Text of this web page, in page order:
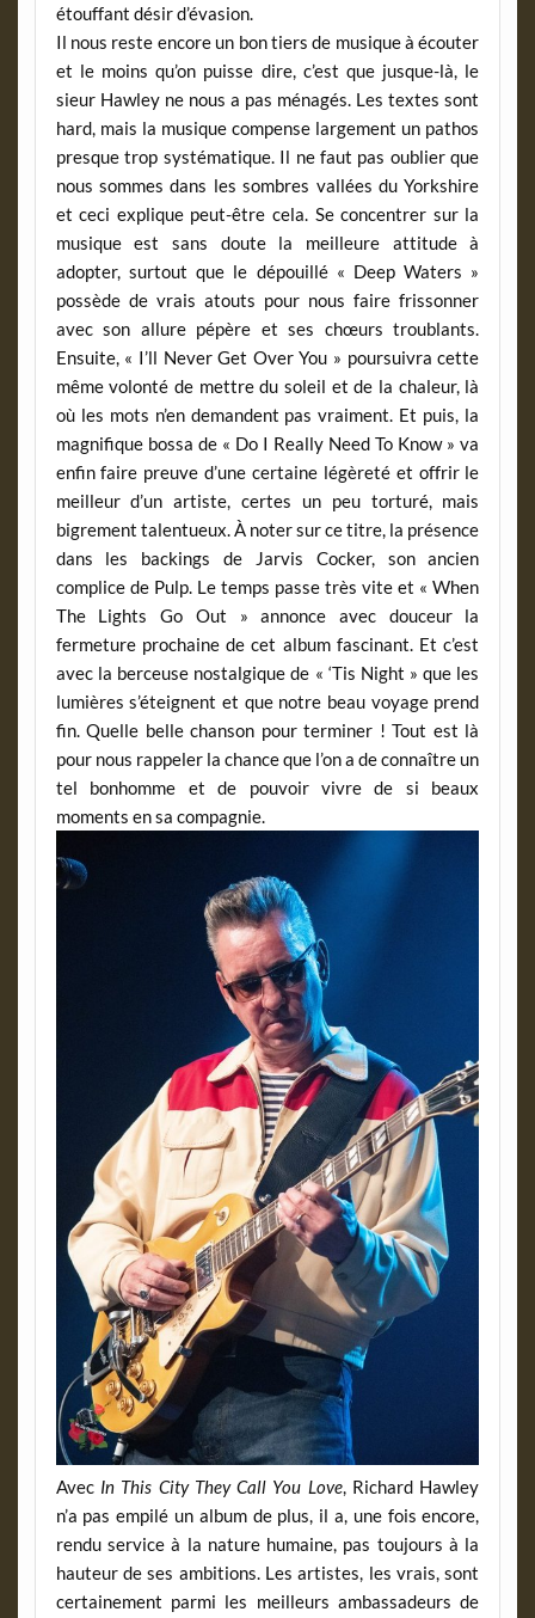
étouffant désir d’évasion.
Il nous reste encore un bon tiers de musique à écouter
et le moins qu’on puisse dire, c’est que jusque-là, le
sieur Hawley ne nous a pas ménagés. Les textes sont
hard, mais la musique compense largement un pathos
presque trop systématique. Il ne faut pas oublier que
nous sommes dans les sombres vallées du Yorkshire
et ceci explique peut-être cela. Se concentrer sur la
musique est sans doute la meilleure attitude à
adopter, surtout que le dépouillé « Deep Waters »
possède de vrais atouts pour nous faire frissonner
avec son allure pépère et ses chœurs troublants.
Ensuite, « I’ll Never Get Over You » poursuivra cette
même volonté de mettre du soleil et de la chaleur, là
où les mots n’en demandent pas vraiment. Et puis, la
magnifique bossa de « Do I Really Need To Know » va
enfin faire preuve d’une certaine légèreté et offrir le
meilleur d’un artiste, certes un peu torturé, mais
bigrement talentueux. À noter sur ce titre, la présence
dans les backings de Jarvis Cocker, son ancien
complice de Pulp. Le temps passe très vite et « When
The Lights Go Out » annonce avec douceur la
fermeture prochaine de cet album fascinant. Et c’est
avec la berceuse nostalgique de « ‘Tis Night » que les
lumières s’éteignent et que notre beau voyage prend
fin. Quelle belle chanson pour terminer ! Tout est là
pour nous rappeler la chance que l’on a de connaître un
tel bonhomme et de pouvoir vivre de si beaux
moments en sa compagnie.
Avec In This City They Call You Love, Richard Hawley
n’a pas empilé un album de plus, il a, une fois encore,
rendu service à la nature humaine, pas toujours à la
hauteur de ses ambitions. Les artistes, les vrais, sont
certainement parmi les meilleurs ambassadeurs de